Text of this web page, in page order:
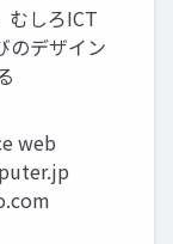
むしろICT
のデザイン
web